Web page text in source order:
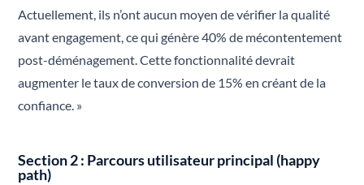
Actuellement, ils n’ont aucun moyen de vérifier la qualité
avant engagement, ce qui génère 40% de mécontentement
post-déménagement. Cette fonctionnalité devrait
augmenter le taux de conversion de 15% en créant de la
confiance. »
Section 2 : Parcours utilisateur principal (happy
path)